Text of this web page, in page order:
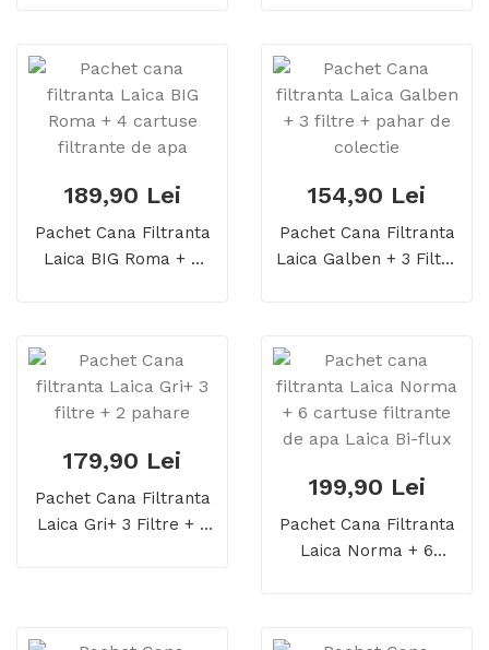
189,90 Lei
Pachet Cana Filtranta
Laica BIG Roma + 4
154,90 Lei
Pachet Cana Filtranta
Laica Galben + 3 Filtre
179,90 Lei
Pachet Cana Filtranta
Laica Gri+ 3 Filtre + 2
199,90 Lei
Pachet Cana Filtranta
Laica Norma + 6